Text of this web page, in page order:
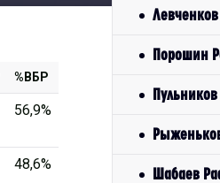
%ВБР
56,9%
48,6%
Порошин
Шабаев